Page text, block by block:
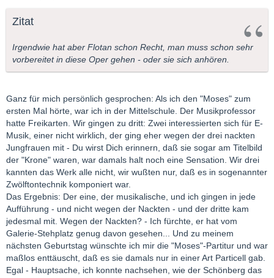
Zitat
Irgendwie hat aber Flotan schon Recht, man muss schon sehr
vorbereitet in diese Oper gehen - oder sie sich anhören.
Ganz für mich persönlich gesprochen: Als ich den "Moses" zum
ersten Mal hörte, war ich in der Mittelschule. Der Musikprofessor
hatte Freikarten. Wir gingen zu dritt: Zwei interessierten sich für E-
Musik, einer nicht wirklich, der ging eher wegen der drei nackten
Jungfrauen mit - Du wirst Dich erinnern, daß sie sogar am Titelbild
der "Krone" waren, war damals halt noch eine Sensation. Wir drei
kannten das Werk alle nicht, wir wußten nur, daß es in sogenannter
Zwölftontechnik komponiert war.
Das Ergebnis: Der eine, der musikalische, und ich gingen in jede
Aufführung - und nicht wegen der Nackten - und der dritte kam
jedesmal mit. Wegen der Nackten? - Ich fürchte, er hat vom
Galerie-Stehplatz genug davon gesehen... Und zu meinem
nächsten Geburtstag wünschte ich mir die "Moses"-Partitur und war
maßlos enttäuscht, daß es sie damals nur in einer Art Particell gab.
Egal - Hauptsache, ich konnte nachsehen, wie der Schönberg das